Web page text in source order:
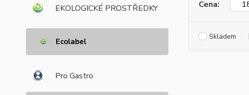
EKOLOGICKÉ PROSTŘEDKY
Ecolabel
Pro Gastro
Cena:
Skladem